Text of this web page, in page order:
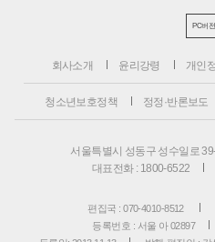
PC버전
회사소개 윤리강령 개인
청소년보호정책 정정·반론보도
서울특별시 성동구 성수일로
대표전화 : 1800-6522
편집국 : 070-4010-8512
등록번호 : 서울 아 02897